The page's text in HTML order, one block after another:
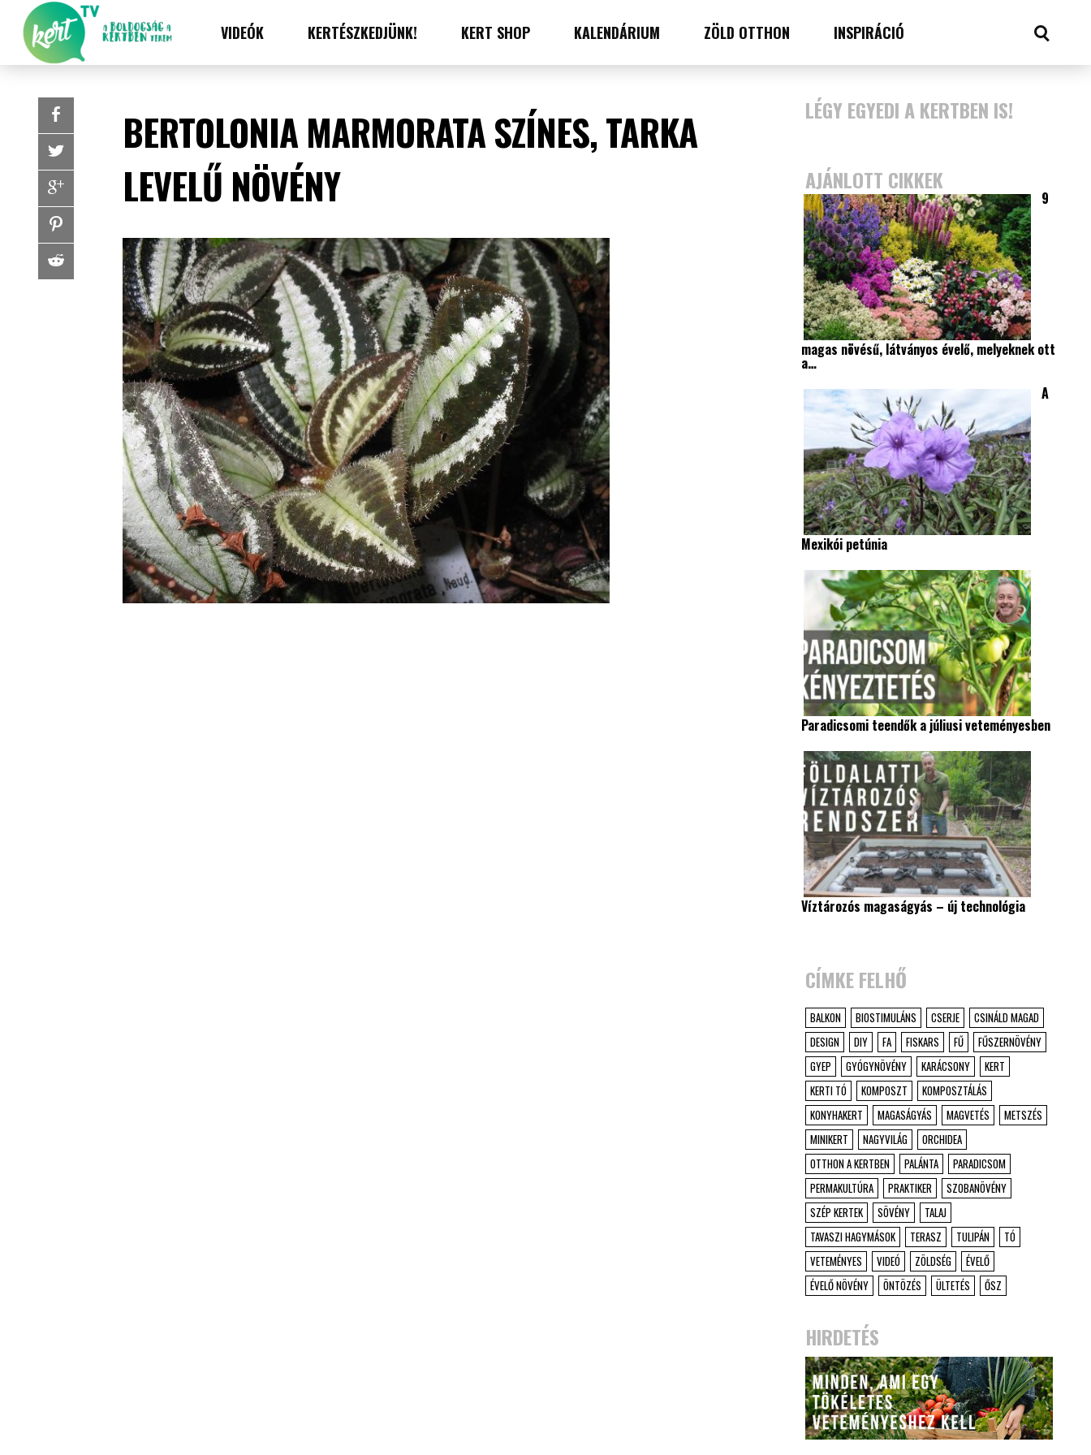
VIDEÓK KERTÉSZKEDJÜNK! KERT SHOP KALENDÁRIUM ZÖLD OTTHON INSPIRÁCIÓ
BERTOLONIA MARMORATA SZÍNES, TARKA
LEVELŰ NÖVÉNY
LÉGY EGYEDI A KERTBEN IS!
AJÁNLOTT CIKKEK
9
magas növésű, látványos évelő, melyeknek ott
a…
A
Mexikói petúnia
Paradicsomi teendők a júliusi veteményesben
Víztározós magaságyás – új technológia
CÍMKE FELHŐ
BALKON BIOSTIMULÁNS CSERJE
CSINÁLD MAGAD
DESIGN
DIY FA FISKARS FŰ
FŰSZERNÖVÉNY
GYEP
GYÓGYNÖVÉNY KARÁCSONY
KERT
KERTI TÓ
KOMPOSZT
KOMPOSZTÁLÁS
KONYHAKERT
MAGASÁGYÁS MAGVETÉS
METSZÉS
MINIKERT
NAGYVILÁG
ORCHIDEA
OTTHON A KERTBEN
PALÁNTA
PARADICSOM
PERMAKULTÚRA
PRAKTIKER
SZOBANÖVÉNY
SZÉP KERTEK
SÖVÉNY
TALAJ
TAVASZI HAGYMÁSOK
TERASZ TULIPÁN
TÓ
VETEMÉNYES
VIDEÓ ZÖLDSÉG
ÉVELŐ
ÉVELŐ NÖVÉNY
ÖNTÖZÉS ÜLTETÉS ŐSZ
HIRDETÉS